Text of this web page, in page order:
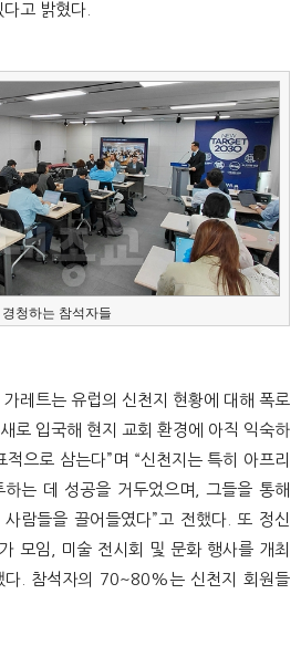
고 밝혔다.
청하는 참석자들
레트는 유럽의 신천지 현황에 대해 폭로
로 입국해 현지 교회 환경에 아직 익숙하
으로 삼는다”며 “신천지는 특히 아프리
는 데 성공을 거두었으며, 그들을 통해
람들을 끌어들였다”고 전했다. 또 정신
모임, 미술 전시회 및 문화 행사를 개최
다. 참석자의 70~80%는 신천지 회원들